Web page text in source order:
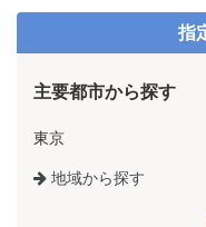
指
主要都市から探す
東京
地域から探す